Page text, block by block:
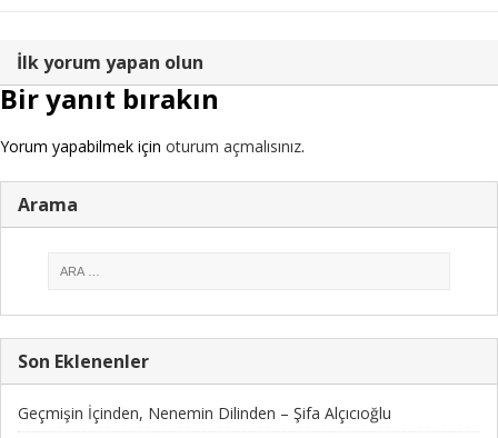
İlk yorum yapan olun
Bir yanıt bırakın
Yorum yapabilmek için oturum açmalısınız.
Arama
Son Eklenenler
Geçmişin İçinden, Nenemin Dilinden – Şifa Alçıcıoğlu